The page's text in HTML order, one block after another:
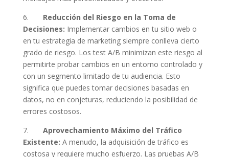
6. Reducción del Riesgo en la Toma de
Decisiones: Implementar cambios en tu sitio web o
en tu estrategia de marketing siempre conlleva cierto
grado de riesgo. Los test A/B minimizan este riesgo al
permitirte probar cambios en un entorno controlado y
con un segmento limitado de tu audiencia. Esto
significa que puedes tomar decisiones basadas en
datos, no en conjeturas, reduciendo la posibilidad de
errores costosos.
7. Aprovechamiento Máximo del Tráfico
Existente: A menudo, la adquisición de tráfico es
costosa y requiere mucho esfuerzo. Las pruebas A/B